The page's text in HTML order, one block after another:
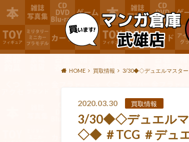
HOME 買取情報 3/30◆◇デュエルマスター
2020.03.30 買取情報
3/30◆◇デュエルマ
◇◆ ＃TCG ＃デュ